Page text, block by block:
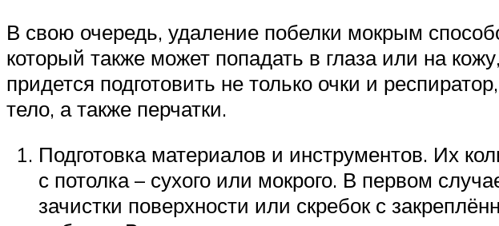
В свою очередь, удаление побелки мокрым
который также может попадать в глаза или на
придется подготовить не только очки и
тело, а также перчатки.
Подготовка материалов и инструментов. Их
с потолка – сухого или мокрого. В первом
зачистки поверхности или скребок с